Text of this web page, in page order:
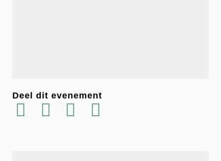
Deel dit evenement